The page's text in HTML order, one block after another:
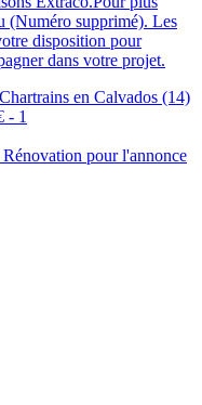
(Numéro supprimé). Les
disposition pour
dans votre projet.